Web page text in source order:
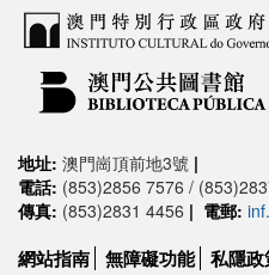
地址: 澳門崗頂前地3號 |
電話: (853)2856 7576 /
傳真: (853)2831 4456 | 電郵:
網站指南 無障礙功能 私隱政